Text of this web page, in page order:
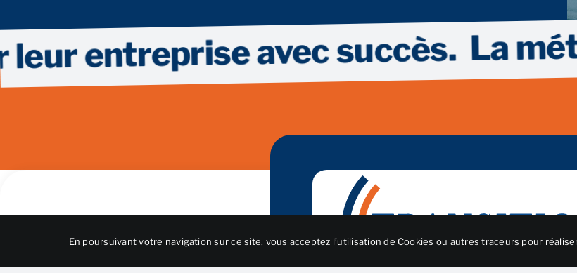
avec succès. La
En poursuivant votre navigation sur ce site, vous acceptez l’utilisation de Cookies ou autres traceurs pour